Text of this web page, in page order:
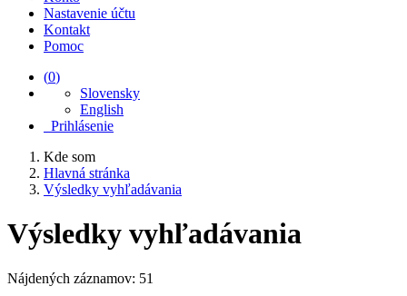
Nastavenie účtu
Kontakt
Pomoc
(0)
Slovensky
English
Prihlásenie
Kde som
Hlavná stránka
Výsledky vyhľadávania
Výsledky vyhľadávania
Nájdených záznamov: 51